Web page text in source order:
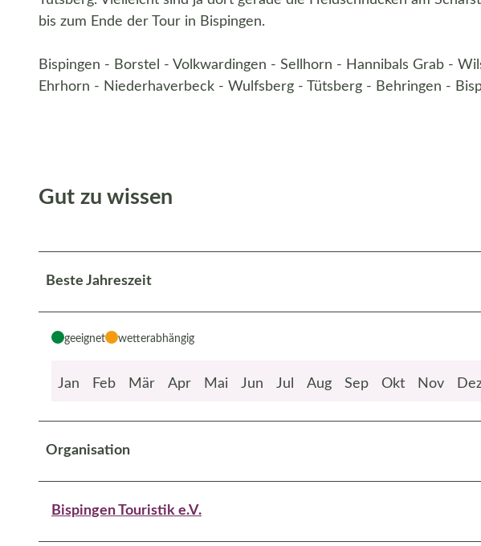
bis zum Ende der Tour in Bispingen.
Bispingen - Borstel - Volkwardingen - Sellhorn - Hannibals Grab -
Ehrhorn - Niederhaverbeck - Wulfsberg - Tütsberg - Behringen -
Gut zu wissen
Beste Jahreszeit
geeignet wetterabhängig
Jan Feb Mär Apr Mai Jun Jul Aug Sep Okt Nov
Organisation
Bispingen Touristik e.V.